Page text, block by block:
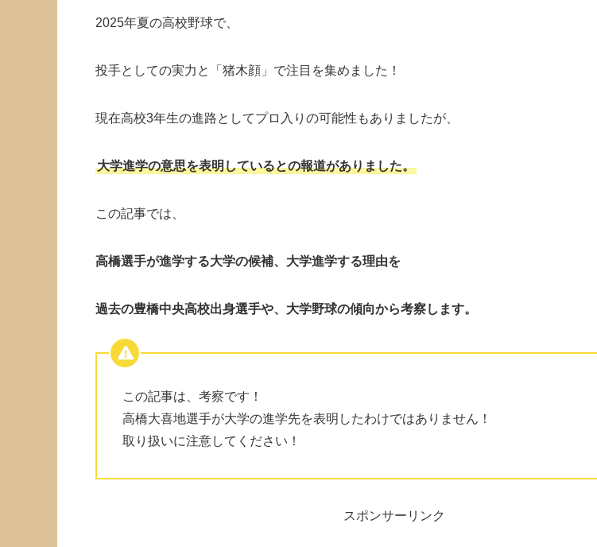
2025年夏の高校野球で、
投手としての実力と「猪木顔」で注目を集めました！
現在高校3年生の進路としてプロ入りの可能性もありましたが、
大学進学の意思を表明しているとの報道がありました。
この記事では、
高橋選手が進学する大学の候補、大学進学する理由を
過去の豊橋中央高校出身選手や、大学野球の傾向から考察します。
この記事は、考察です！
高橋大喜地選手が大学の進学先を表明したわけではありません！
取り扱いに注意してください！
スポンサーリンク